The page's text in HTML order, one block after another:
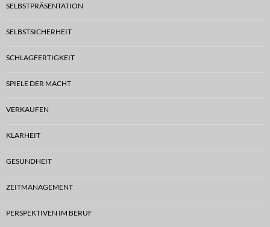
SELBSTPRÄSENTATION
SELBSTSICHERHEIT
SCHLAGFERTIGKEIT
SPIELE DER MACHT
VERKAUFEN
KLARHEIT
GESUNDHEIT
ZEITMANAGEMENT
PERSPEKTIVEN IM BERUF